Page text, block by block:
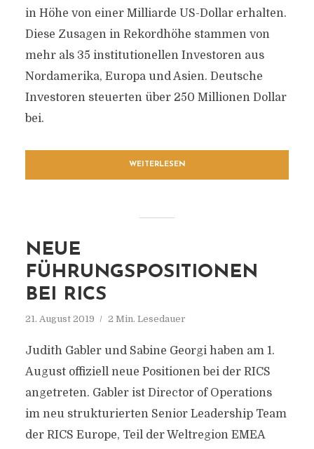
in Höhe von einer Milliarde US-Dollar erhalten.
Diese Zusagen in Rekordhöhe stammen von
mehr als 35 institutionellen Investoren aus
Nordamerika, Europa und Asien. Deutsche
Investoren steuerten über 250 Millionen Dollar
bei.
WEITERLESEN
NEUE
FÜHRUNGSPOSITIONEN
BEI RICS
21. August 2019 2 Min. Lesedauer
Judith Gabler und Sabine Georgi haben am 1.
August offiziell neue Positionen bei der RICS
angetreten. Gabler ist Director of Operations
im neu strukturierten Senior Leadership Team
der RICS Europe, Teil der Weltregion EMEA